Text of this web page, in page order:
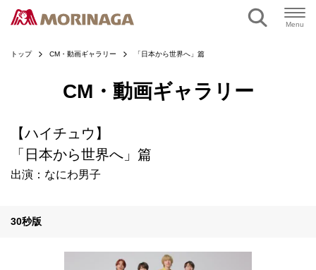
Menu
トップ CM・動画ギャラリー 「日本から世界へ」篇
CM・動画ギャラリー
【ハイチュウ】
「日本から世界へ」篇
出演：なにわ男子
30秒版